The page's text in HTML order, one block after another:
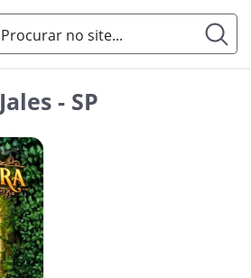
Jales - SP